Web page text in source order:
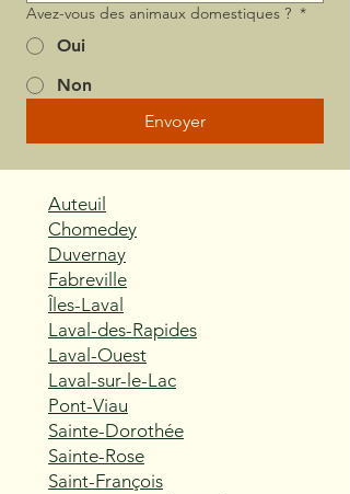
Avez-vous des animaux domestiques ? *
Oui
Non
Envoyer
Auteuil
Chomedey
Duvernay
Fabreville
Îles-Laval
Laval-des-Rapides
Laval-Ouest
Laval-sur-le-Lac
Pont-Viau
Sainte-Dorothée
Sainte-Rose
Saint-François